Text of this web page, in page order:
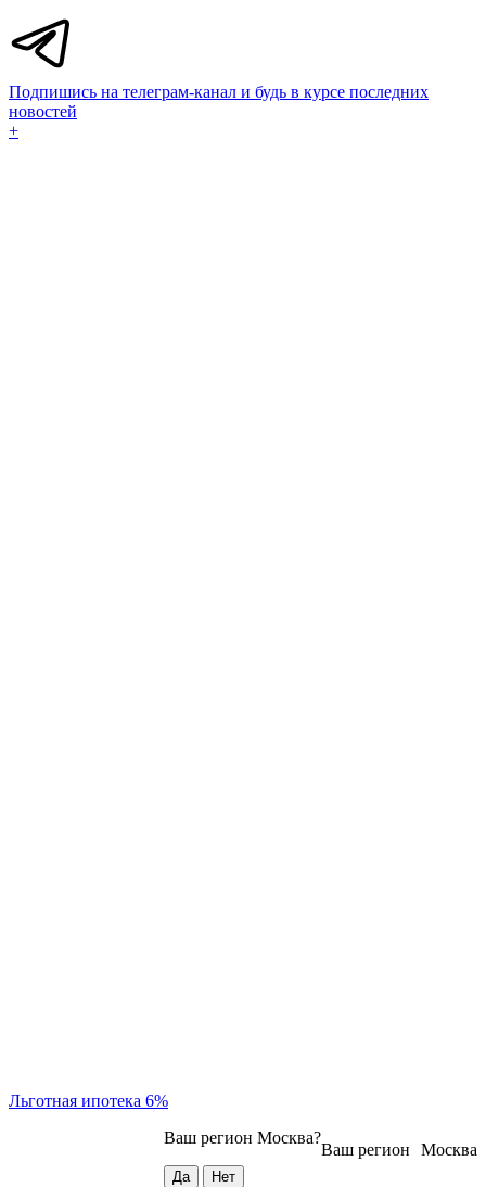
Подпишись на телеграм-канал и будь в курсе последних
новостей
+
Льготная ипотека 6%
Москва
Ваш регион
Ваш регион Москва?